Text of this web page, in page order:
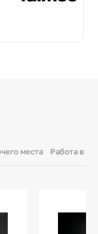
места Работа в